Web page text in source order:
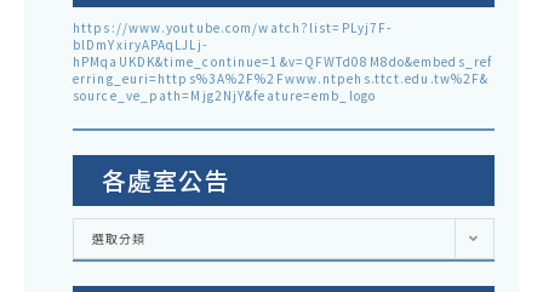
https://www.youtube.com/watch?list=PLyj7F-
blDmYxiryAPAqLJLj-
hPMqaUKDK&time_continue=1&v=QFWTd08M8do&embeds_ref
erring_euri=https%3A%2F%2Fwww.ntpehs.ttct.edu.tw%2F&
source_ve_path=Mjg2NjY&feature=emb_logo
各處室公告
各
室
選取分類